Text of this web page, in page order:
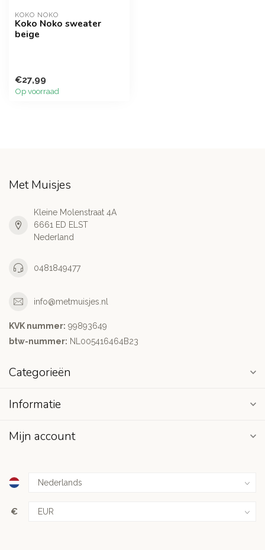
KOKO NOKO
Koko Noko sweater
beige
€27,99
Op voorraad
Met Muisjes
Kleine Molenstraat 4A
6661 ED ELST
Nederland
0481849477
info@metmuisjes.nl
KVK nummer: 99893649
btw-nummer: NL005416464B23
Categorieën
Informatie
Mijn account
€